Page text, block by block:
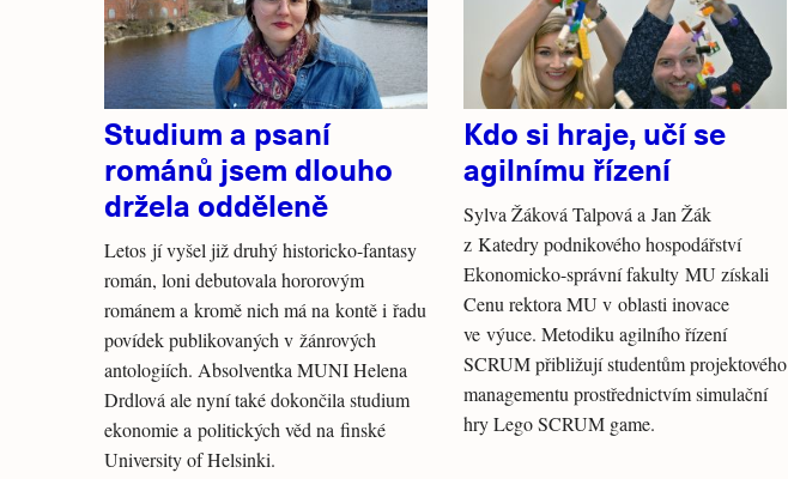
Studium a psaní
románů jsem dlouho
držela odděleně
Letos jí vyšel již druhý historicko-fantasy
román, loni debutovala hororovým
románem a kromě nich má na kontě i řadu
povídek publikovaných v žánrových
antologiích. Absolventka MUNI Helena
Drdlová ale nyní také dokončila studium
ekonomie a politických věd na finské
University of Helsinki.
Kdo si hraje, učí se
agilnímu řízení
Sylva Žáková Talpová a Jan Žák
z Katedry podnikového hospodářství
Ekonomicko-správní fakulty MU získali
Cenu rektora MU v oblasti inovace
ve výuce. Metodiku agilního řízení
SCRUM přibližují studentům projektového
managementu prostřednictvím simulační
hry Lego SCRUM game.